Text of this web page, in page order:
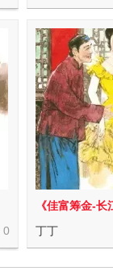
0
《佳富筹金-
丁丁